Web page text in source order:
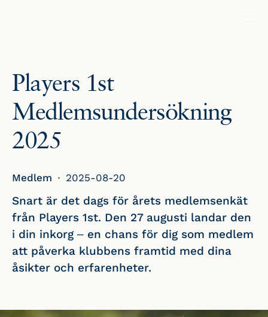
Players 1st
Medlemsundersökning
2025
Medlem 2025-08-20
Snart är det dags för årets medlemsenkät
från Players 1st. Den 27 augusti landar den
i din inkorg – en chans för dig som medlem
att påverka klubbens framtid med dina
åsikter och erfarenheter.